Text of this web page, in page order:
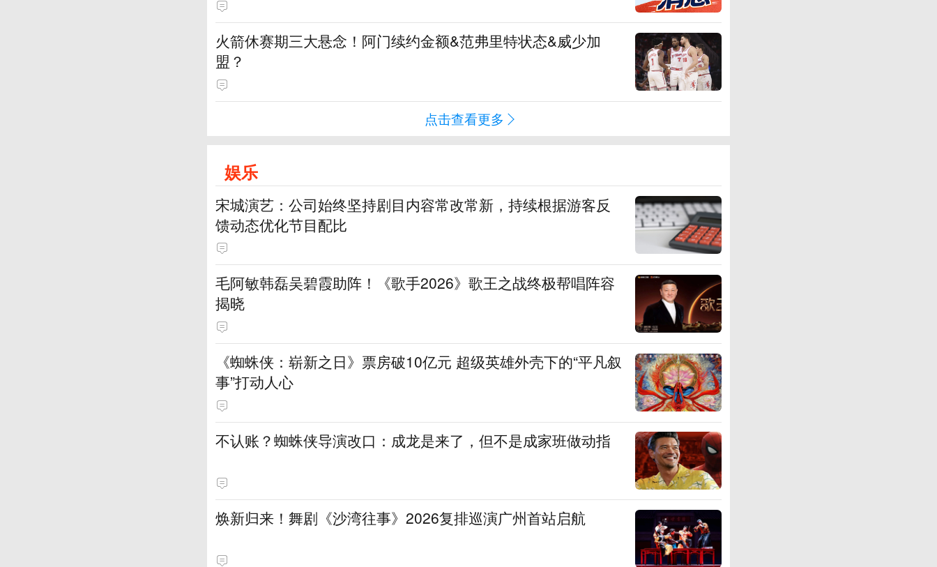
火箭休赛期三大悬念！阿门续约金额&范弗里特状态&威少加
盟？
点击查看更多
娱乐
宋城演艺：公司始终坚持剧目内容常改常新，持续根据游客反
馈动态优化节目配比
毛阿敏韩磊吴碧霞助阵！《歌手2026》歌王之战终极帮唱阵容
揭晓
《蜘蛛侠：崭新之日》票房破10亿元 超级英雄外壳下的“平凡叙
事”打动人心
不认账？蜘蛛侠导演改口：成龙是来了，但不是成家班做动指
焕新归来！舞剧《沙湾往事》2026复排巡演广州首站启航